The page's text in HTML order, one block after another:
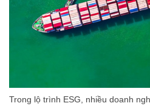
Trong lộ trình ESG, nhiều doanh